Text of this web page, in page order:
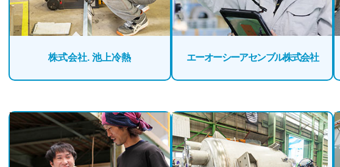
株式会社. 池上冷熱 エーオーシーアセンブル株式会社